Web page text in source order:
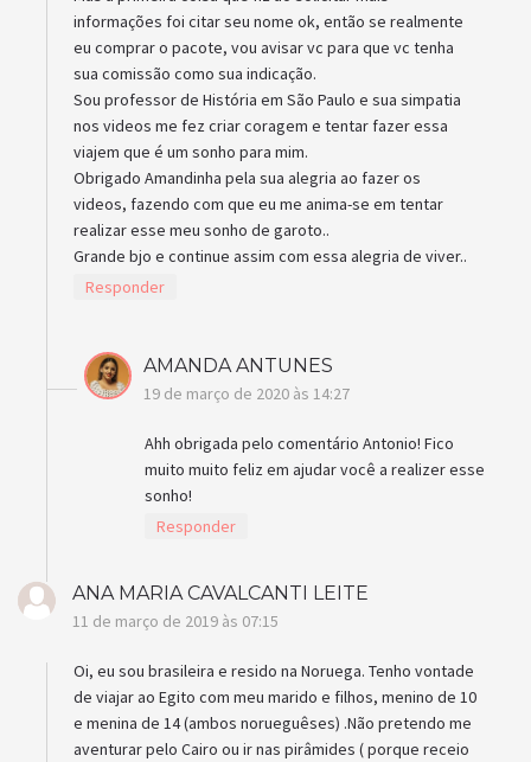
informações foi citar seu nome ok, então se realmente
eu comprar o pacote, vou avisar vc para que vc tenha
sua comissão como sua indicação.
Sou professor de História em São Paulo e sua simpatia
nos videos me fez criar coragem e tentar fazer essa
viajem que é um sonho para mim.
Obrigado Amandinha pela sua alegria ao fazer os
videos, fazendo com que eu me anima-se em tentar
realizar esse meu sonho de garoto..
Grande bjo e continue assim com essa alegria de viver..
Responder
AMANDA ANTUNES
19 de março de 2020 às 14:27
Ahh obrigada pelo comentário Antonio! Fico
muito muito feliz em ajudar você a realizer esse
sonho!
Responder
ANA MARIA CAVALCANTI LEITE
11 de março de 2019 às 07:15
Oi, eu sou brasileira e resido na Noruega. Tenho vontade
de viajar ao Egito com meu marido e filhos, menino de 10
e menina de 14 (ambos norueguêses) .Não pretendo me
aventurar pelo Cairo ou ir nas pirâmides ( porque receio